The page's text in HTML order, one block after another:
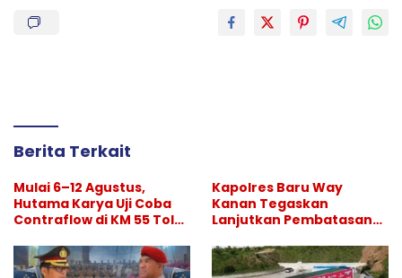
Berita Terkait
Mulai 6–12 Agustus,
Hutama Karya Uji Coba
Contraflow di KM 55 Tol
Kapolres Baru Way
Kanan Tegaskan
Lanjutkan Pembatasan
Melawan Narkoba
Berlanjut